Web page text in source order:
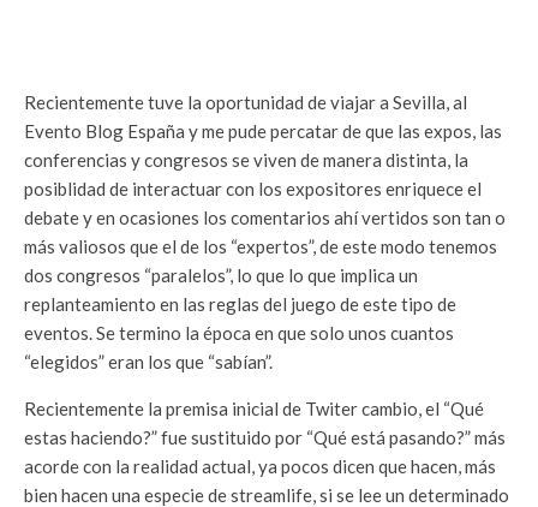
Recientemente tuve la oportunidad de viajar a Sevilla, al
Evento Blog España y me pude percatar de que las expos, las
conferencias y congresos se viven de manera distinta, la
posiblidad de interactuar con los expositores enriquece el
debate y en ocasiones los comentarios ahí vertidos son tan o
más valiosos que el de los “expertos”, de este modo tenemos
dos congresos “paralelos”, lo que lo que implica un
replanteamiento en las reglas del juego de este tipo de
eventos. Se termino la época en que solo unos cuantos
“elegidos” eran los que “sabían”.
Recientemente la premisa inicial de Twiter cambio, el “Qué
estas haciendo?” fue sustituido por “Qué está pasando?” más
acorde con la realidad actual, ya pocos dicen que hacen, más
bien hacen una especie de streamlife, si se lee un determinado